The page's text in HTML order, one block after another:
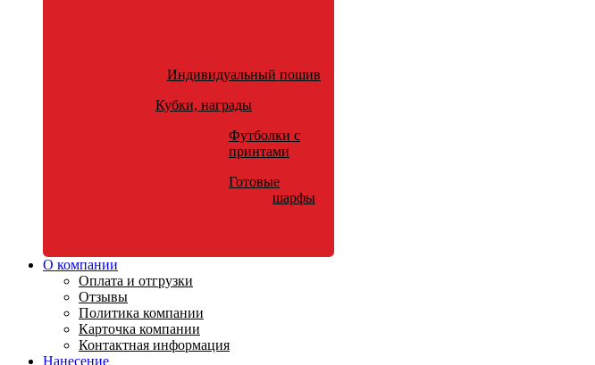
Индивидуальный пошив
Кубки, награды
Футболки с
принтами
Готовые
шарфы
О компании
Оплата и отгрузки
Отзывы
Политика компании
Карточка компании
Контактная информация
Нанесение